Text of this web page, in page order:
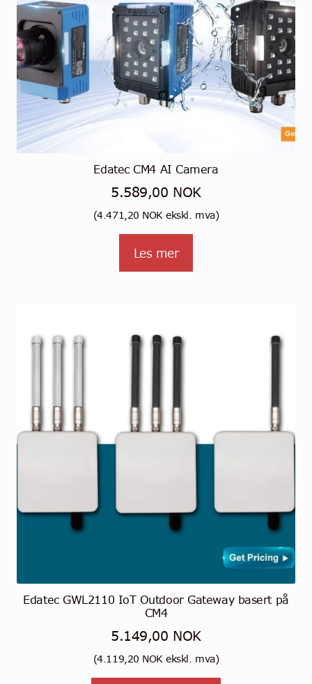
Edatec CM4 AI Camera
5.589,00 NOK
(4.471,20 NOKekskl. mva)
Les mer
Edatec GWL2110 IoT Outdoor Gateway basert på
CM4
5.149,00 NOK
(4.119,20 NOKekskl. mva)